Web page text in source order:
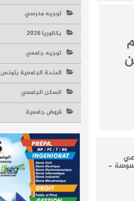
-
توجيه مدرسي
بكالوريا 2026
توجيه جامعي
المنحة الجامعية بتونس
السكن الجامعي
قروض جامعية